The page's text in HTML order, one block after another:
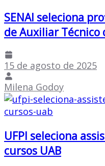
SENAI seleciona
de Auxiliar Técnico
15 de agosto de 2025
Milena Godoy
UFPI seleciona
cursos UAB